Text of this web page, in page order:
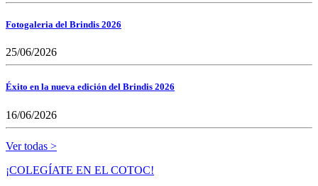
Fotogaleria del Brindis 2026
25/06/2026
Éxito en la nueva edición del Brindis 2026
16/06/2026
Ver todas >
¡COLEGÍATE EN EL COTOC!